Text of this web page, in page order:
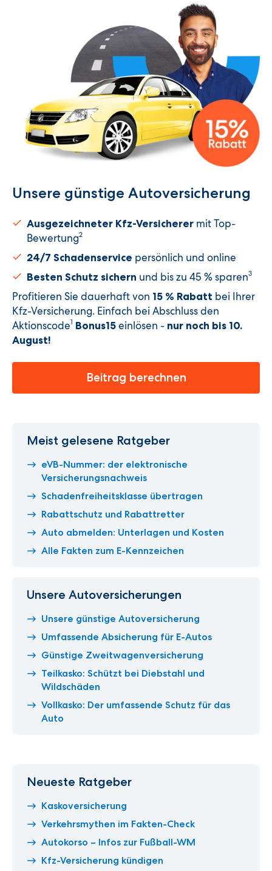
Unsere günstige Autoversicherung​
Ausgezeichneter Kfz-Versicherer mit Top-
Bewertung2
24/7 Schadenservice persönlich und online
Besten Schutz sichern und bis zu 45 % sparen3
Profitieren Sie dauerhaft von 15 % Rabatt bei Ihrer
Kfz-Versicherung. Einfach bei Abschluss den
Aktionscode1 Bonus15 einlösen - nur noch bis 10.
August!
Beitrag berechnen
Meist gelesene Ratgeber
eVB-Nummer: der elektronische
Versicherungsnachweis
Schadenfreiheitsklasse übertragen
Rabattschutz und Rabattretter
Auto abmelden: Unterlagen und Kosten
Alle Fakten zum E-Kennzeichen
Unsere Autoversicherungen
Unsere günstige Autoversicherung
Umfassende Absicherung für E-Autos
Günstige Zweitwagenversicherung
Teilkasko: Schützt bei Diebstahl und
Wildschäden
Vollkasko: Der umfassende Schutz für das
Auto
Neueste Ratgeber
Kaskoversicherung
Verkehrsmythen im Fakten-Check
Autokorso – Infos zur Fußball-WM
Kfz-Versicherung kündigen